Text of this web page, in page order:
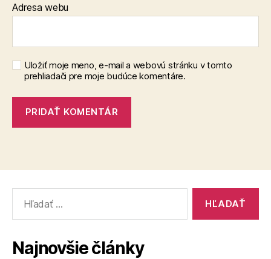
Adresa webu
Uložiť moje meno, e-mail a webovú stránku v tomto
prehliadači pre moje budúce komentáre.
Najnovšie články